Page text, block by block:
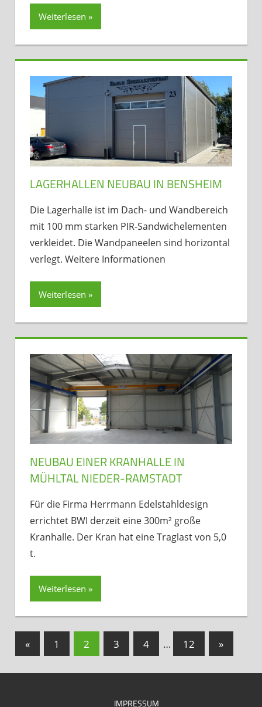
Weiterlesen
LAGERHALLEN NEUBAU IN BENSHEIM
Die Lagerhalle ist im Dach- und Wandbereich
mit 100 mm starken PIR-Sandwichelementen
verkleidet. Die Wandpaneelen sind horizontal
verlegt. Weitere Informationen
Weiterlesen
NEUBAU EINER KRANHALLE IN
MÜHLTAL NIEDER-RAMSTADT
Für die Firma Herrmann Edelstahldesign
errichtet BWI derzeit eine 300m² große
Kranhalle. Der Kran hat eine Traglast von 5,0
t.
Weiterlesen
Beitragsnavigation
«Vorherige
Beiträge
1 2 3 4 … 12
Nächste
Beiträge
»
IMPRESSUM